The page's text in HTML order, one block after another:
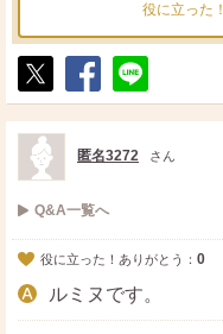
役に立った！
ポ
ス
ト
シ
ェ
送
る
匿名3272 さん
Q&A一覧へ
役に立った！ありがとう： 0
ルミヌです。